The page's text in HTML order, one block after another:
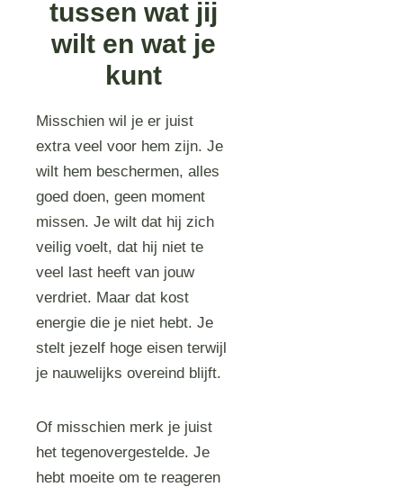
tussen wat jij
wilt en wat je
kunt
Misschien wil je er juist
extra veel voor hem zijn. Je
wilt hem beschermen, alles
goed doen, geen moment
missen. Je wilt dat hij zich
veilig voelt, dat hij niet te
veel last heeft van jouw
verdriet. Maar dat kost
energie die je niet hebt. Je
stelt jezelf hoge eisen terwijl
je nauwelijks overeind blijft.
Of misschien merk je juist
het tegenovergestelde. Je
hebt moeite om te reageren